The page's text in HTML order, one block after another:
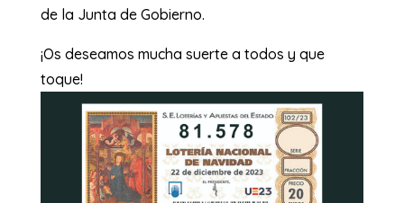
de la Junta de Gobierno.
¡Os deseamos mucha suerte a todos y que
toque!